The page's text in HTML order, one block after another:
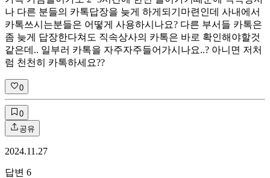
나 다른 분들의 카톡답장을 늦게 하게되기마련인데 사내에서
카톡쓰시는분들은 어떻게 사용하시나요? 다른 부서들 카톡은
좀 늦게 답장한다쳐도 직속상사의 카톡은 바로 확인해야할것
같은데.. 일부러 카톡을 자주자주들어가시나요..? 아니면 저처
럼 천천히 카톡하세요??
0
0
공유
2024.11.27
답변 6